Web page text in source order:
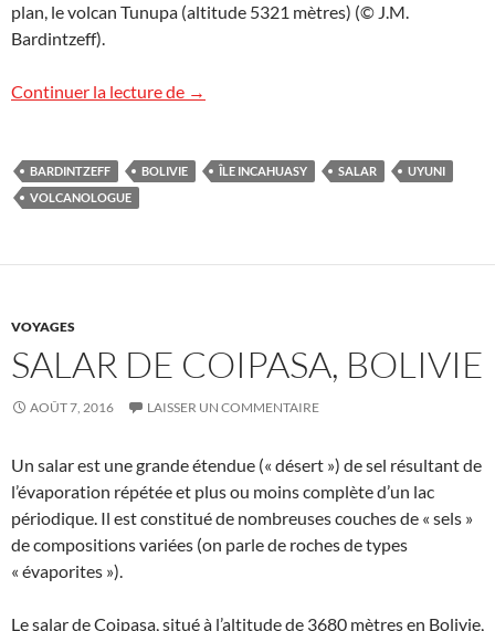
plan, le volcan Tunupa (altitude 5321 mètres) (© J.M.
Bardintzeff).
Continuer la lecture de Salar d’Uyuni, Bolivie
→
BARDINTZEFF BOLIVIE ÎLE INCAHUASY SALAR
UYUNI
VOLCANOLOGUE
VOYAGES
SALAR DE COIPASA, BOLIVIE
AOÛT 7, 2016 LAISSER UN COMMENTAIRE
Un salar est une grande étendue (« désert ») de sel résultant de
l’évaporation répétée et plus ou moins complète d’un lac
périodique. Il est constitué de nombreuses couches de « sels »
de compositions variées (on parle de roches de types
« évaporites »).
Le salar de Coipasa, situé à l’altitude de 3680 mètres en Bolivie,